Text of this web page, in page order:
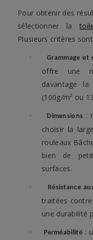
Pour obtenir des
sélectionner la
Plusieurs critères
·
Grammage et
offre une
davantage
(100g/m² ou
·
Dimensions :
choisir la
rouleaux
bien de
surfaces.
·
Résistance
traitées
une durabilité
·
Perméabilité: